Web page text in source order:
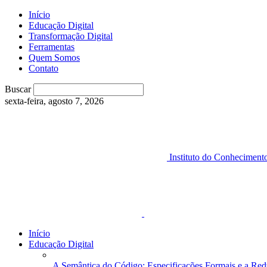
Início
Educação Digital
Transformação Digital
Ferramentas
Quem Somos
Contato
Buscar
sexta-feira, agosto 7, 2026
Instituto do
Início
Educação Digital